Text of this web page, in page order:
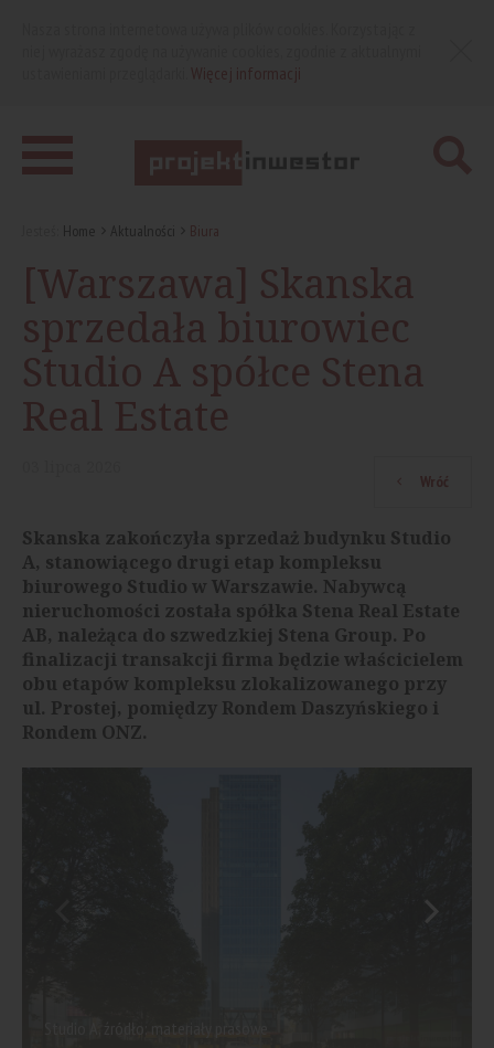
Home Aktualności Biura
[Warszawa] Skanska
sprzedała biurowiec
Studio A spółce Stena
Real Estate
Wróć
Skanska zakończyła sprzedaż budynku Studio
A, stanowiącego drugi etap kompleksu
biurowego Studio w Warszawie. Nabywcą
nieruchomości została spółka Stena Real Estate
AB, należąca do szwedzkiej Stena Group. Po
finalizacji transakcji firma będzie właścicielem
obu etapów kompleksu zlokalizowanego przy
ul. Prostej, pomiędzy Rondem Daszyńskiego i
Rondem ONZ.